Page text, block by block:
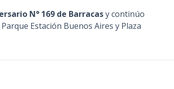
N° 169 de Barracasy continúo
Estación Buenos Aires y Plaza